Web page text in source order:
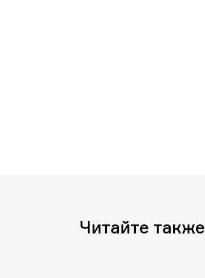
Читайте также